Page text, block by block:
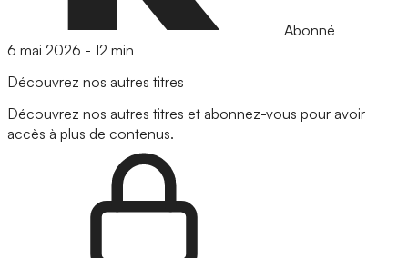
Abonné
6 mai 2026 - 12 min
Découvrez nos autres titres
Découvrez nos autres titres et abonnez-vous pour avoir
accès à plus de contenus.